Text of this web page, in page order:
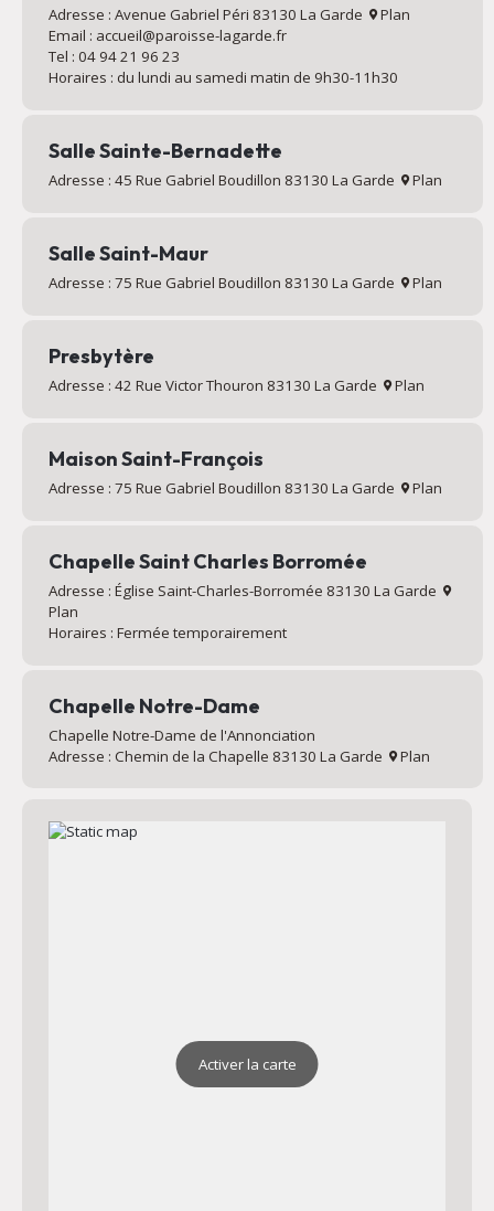
Adresse : Avenue Gabriel Péri 83130 La Garde
Plan
Email : accueil@paroisse-lagarde.fr
Tel : 04 94 21 96 23
Horaires : du lundi au samedi matin de 9h30-11h30
Salle Sainte-Bernadette
Adresse : 45 Rue Gabriel Boudillon 83130 La Garde Plan
Salle Saint-Maur
Adresse : 75 Rue Gabriel Boudillon 83130 La Garde Plan
Presbytère
Adresse : 42 Rue Victor Thouron 83130 La Garde Plan
Maison Saint-François
Adresse : 75 Rue Gabriel Boudillon 83130 La Garde Plan
Chapelle Saint Charles Borromée
Adresse : Église Saint-Charles-Borromée 83130 La Garde
Plan
Horaires : Fermée temporairement
Chapelle Notre-Dame
Chapelle Notre-Dame de l'Annonciation
Adresse : Chemin de la Chapelle 83130 La Garde
Plan
Activer la carte